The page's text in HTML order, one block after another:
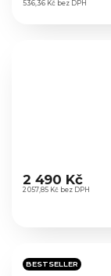
je
536,36 Kč bez DPH
hodnocení
produktu
hvězdiček.
2 057,85 Kč bez DPH
2 490 Kč
BESTSELLER